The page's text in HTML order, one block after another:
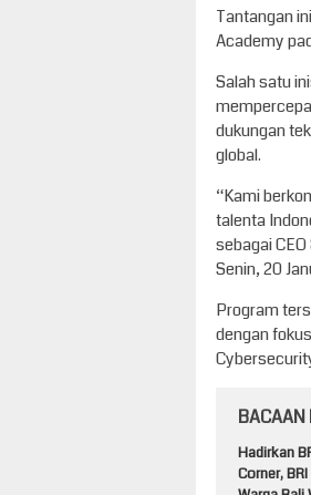
Tantangan
Academy
Salah satu
dukungan
global.
“Kami
talenta
sebagai
Senin, 20
Program
dengan
BACAAN
Hadirkan
Corner,